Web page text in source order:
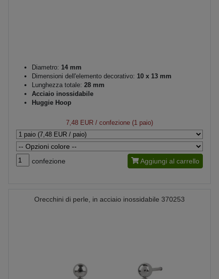
Diametro: 14 mm
Dimensioni dell'elemento decorativo: 10 x 13 mm
Lunghezza totale: 28 mm
Acciaio inossidabile
Huggie Hoop
7,48 EUR / confezione (1 paio)
confezione Aggiungi al carrello
Orecchini di perle, in acciaio inossidabile 370253